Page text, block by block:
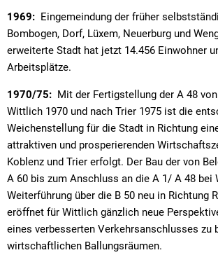
1969: Eingemeindung der früher
Bombogen, Dorf, Lüxem, Neuerburg und
erweiterte Stadt hat jetzt 14.456 Einwohner
Arbeitsplätze.
1970/75: Mit der Fertigstellung der A 48
Wittlich 1970 und nach Trier 1975 ist die
Weichenstellung für die Stadt in Richtung
attraktiven und prosperierenden
Koblenz und Trier erfolgt. Der Bau der von
A 60 bis zum Anschluss an die A 1/ A 48 bei
Weiterführung über die B 50 neu in Richtung
eröffnet für Wittlich gänzlich neue
eines verbesserten Verkehrsanschlusses zu
wirtschaftlichen Ballungsräumen.